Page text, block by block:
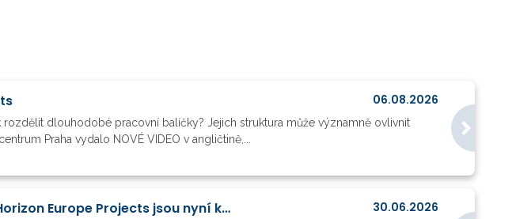
06.08.2026
dlouhodobé pracovní balíčky? Jejich struktura může významně ovlivnit
Praha vydalo NOVÉ VIDEO v angličtině,...
Odpovědi Evropské komise na otázky z akce Mastering Horizon Europe Projects jsou nyní k dispozici 30.06.2026